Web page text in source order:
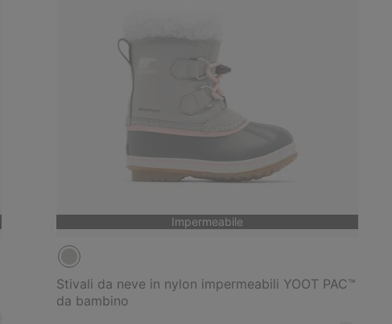
Impermeabile
Stivali da neve in nylon impermeabili YOOT PAC™
da bambino